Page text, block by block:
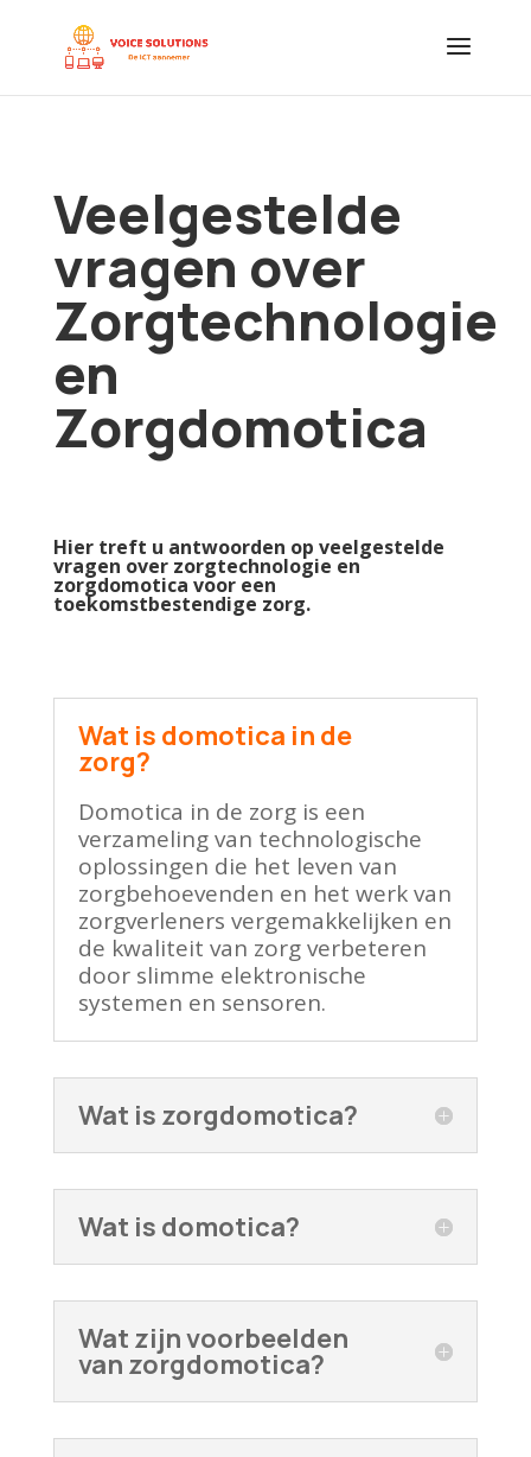
Veelgestelde
vragen over
Zorgtechnologie
en
Zorgdomotica
Hier treft u antwoorden op veelgestelde
vragen over zorgtechnologie en
zorgdomotica voor een
toekomstbestendige zorg.
Wat is domotica in de
zorg?
Domotica in de zorg is een
verzameling van technologische
oplossingen die het leven van
zorgbehoevenden en het werk van
zorgverleners vergemakkelijken en
de kwaliteit van zorg verbeteren
door slimme elektronische
systemen en sensoren.
Wat is zorgdomotica?
Wat is domotica?
Wat zijn voorbeelden
van zorgdomotica?